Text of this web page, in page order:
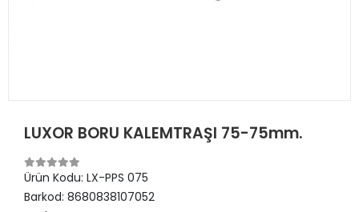
LUXOR BORU KALEMTRAŞI 75-75mm.
Ürün Kodu: LX-PPS 075
Barkod: 8680838107052